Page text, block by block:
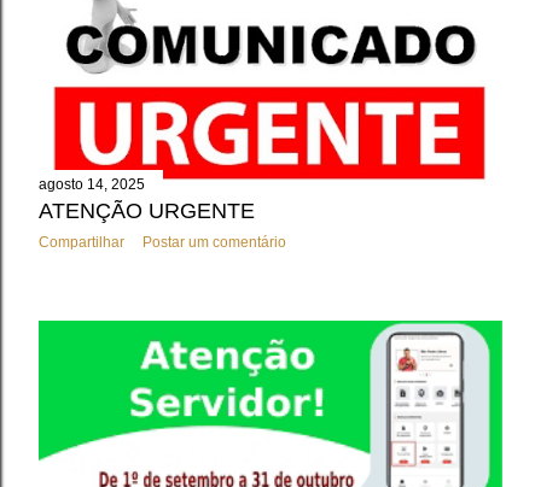
agosto 14, 2025
ATENÇÃO URGENTE
Compartilhar Postar um comentário